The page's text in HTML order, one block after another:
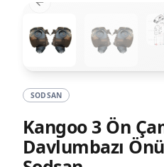
Previous slide
SODSAN
Kangoo 3 Ön
Davlumbazı